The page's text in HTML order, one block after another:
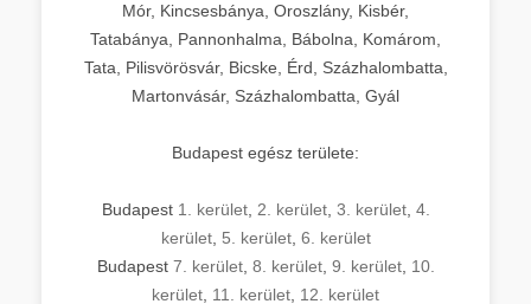
Mór, Kincsesbánya, Oroszlány, Kisbér,
Tatabánya, Pannonhalma, Bábolna, Komárom,
Tata, Pilisvörösvár, Bicske, Érd, Százhalombatta,
Martonvásár, Százhalombatta, Gyál
Budapest egész területe:
Budapest 1. kerület, 2. kerület, 3. kerület, 4.
kerület, 5. kerület, 6. kerület
Budapest 7. kerület, 8. kerület, 9. kerület, 10.
kerület 11. kerület 12. kerület